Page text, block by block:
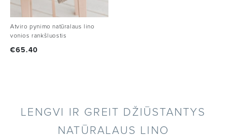
Atviro pynimo natūralaus lino
vonios rankšluostis
€65.40
LENGVI IR GREIT DŽIŪSTANTYS
NATŪRALAUS LINO